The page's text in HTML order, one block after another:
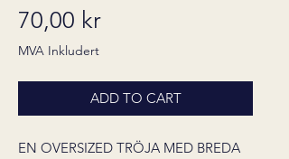
70,00 krPris
MVA Inkludert
ADD TO CART
EN OVERSIZED TRÖJA MED BREDA